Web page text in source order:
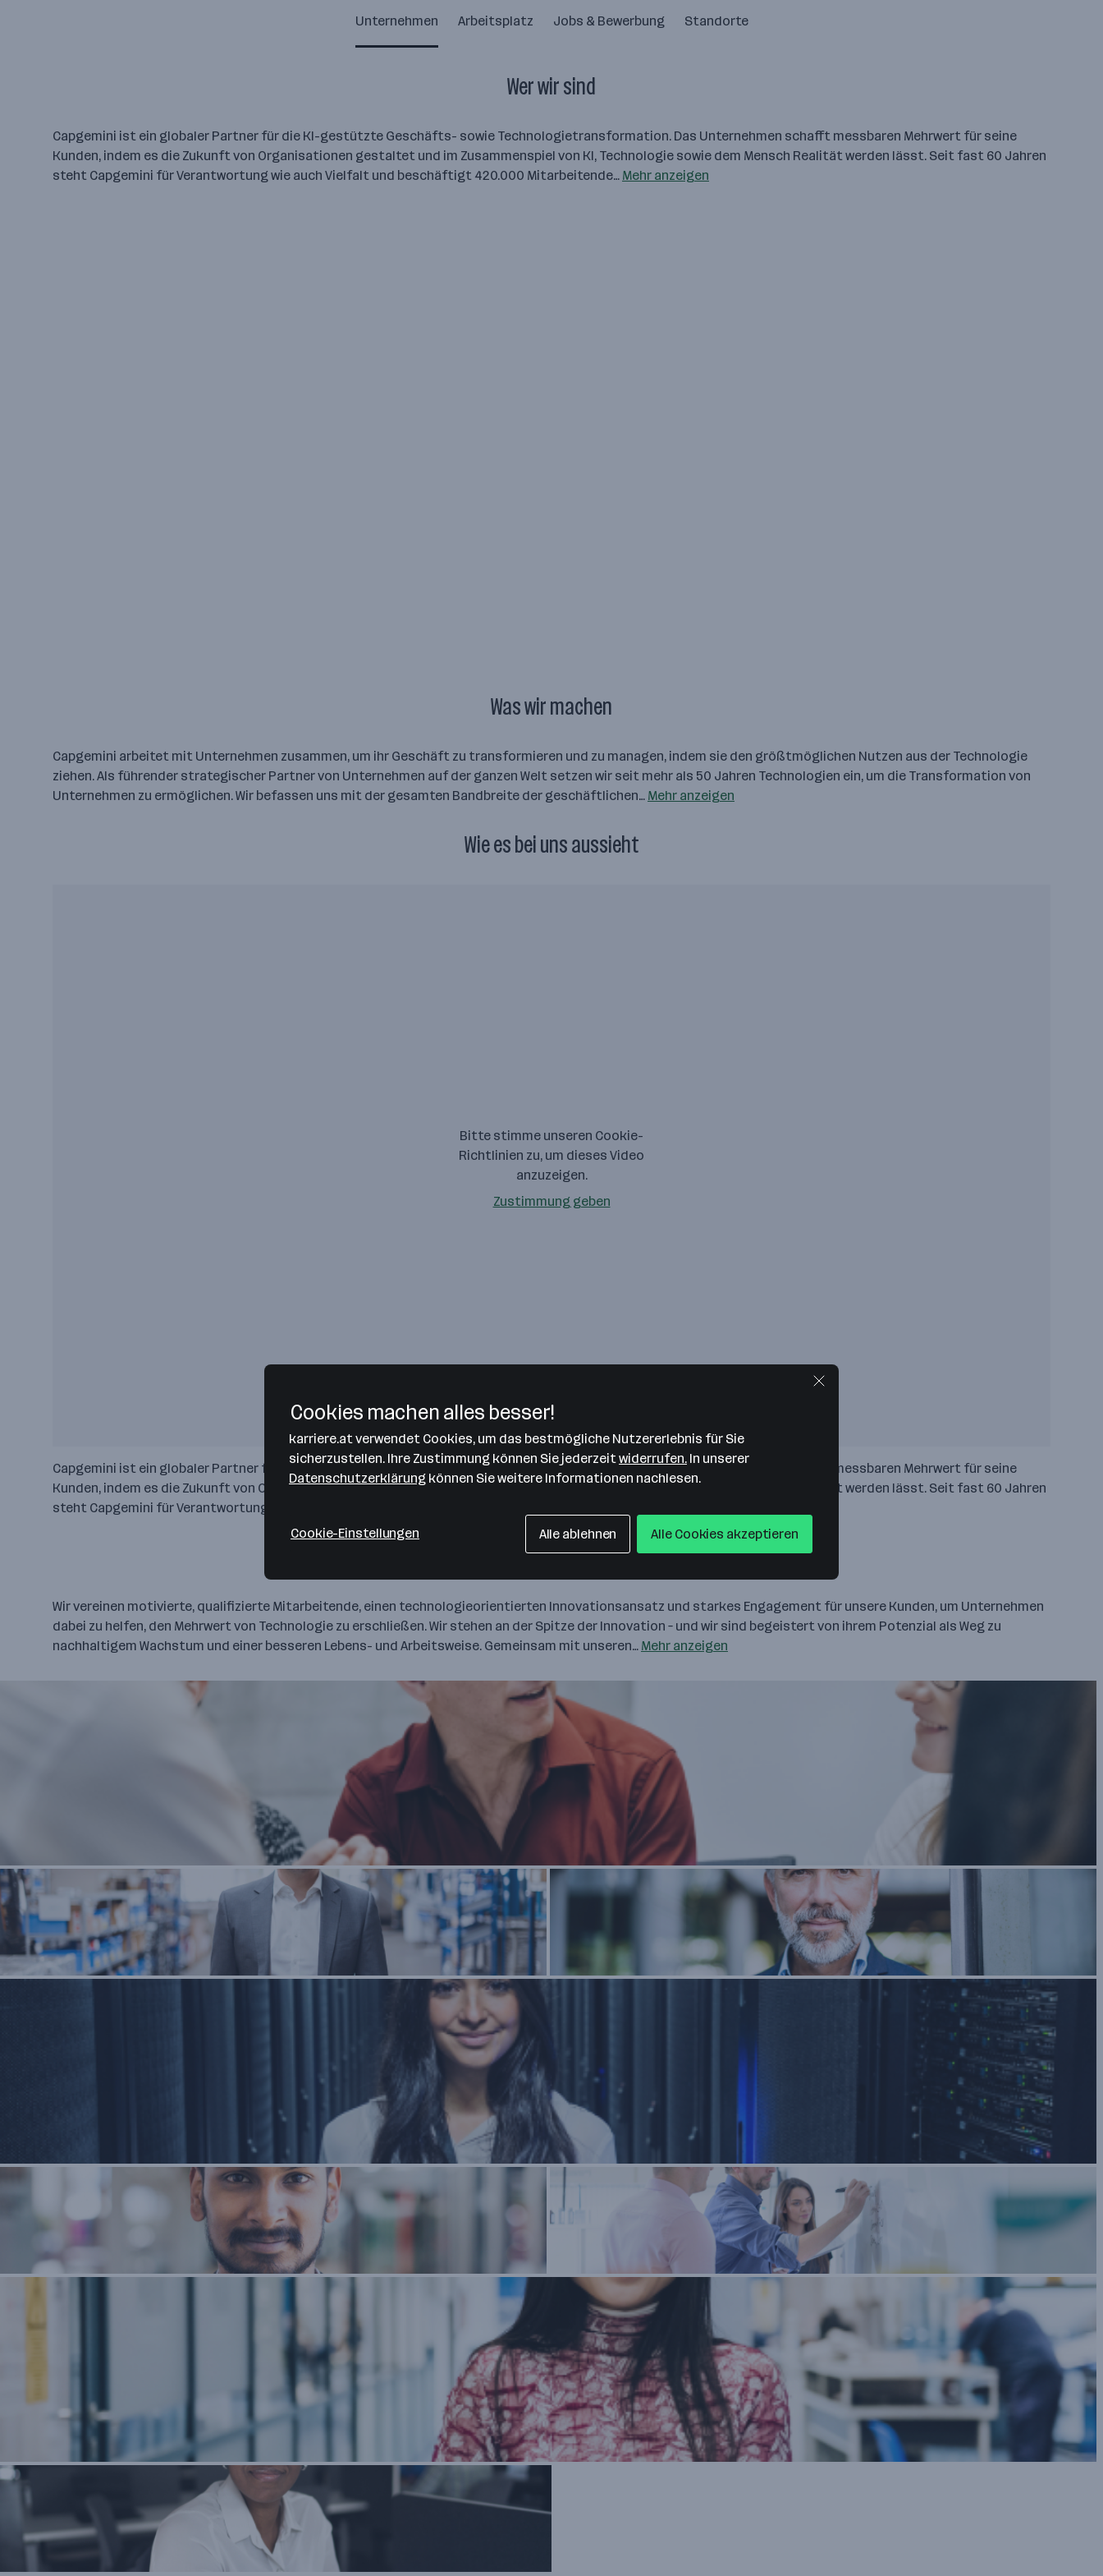
Unternehmen Arbeitsplatz Jobs & Bewerbung Standorte
Wer wir sind
Capgemini ist ein globaler Partner für die KI-gestützte Geschäfts- sowie Technologietransformation. Das Unternehmen schafft messbaren Mehrwert für seine
Kunden, indem es die Zukunft von Organisationen gestaltet und im Zusammenspiel von KI, Technologie sowie dem Mensch Realität werden lässt. Seit fast 60 Jahren
steht Capgemini für Verantwortung wie auch Vielfalt und beschäftigt 420.000 Mitarbeitende… Mehr anzeigen
Was wir machen
Capgemini arbeitet mit Unternehmen zusammen, um ihr Geschäft zu transformieren und zu managen, indem sie den größtmöglichen Nutzen aus der Technologie
ziehen. Als führender strategischer Partner von Unternehmen auf der ganzen Welt setzen wir seit mehr als 50 Jahren Technologien ein, um die Transformation von
Unternehmen zu ermöglichen. Wir befassen uns mit der gesamten Bandbreite der geschäftlichen… Mehr anzeigen
Wie es bei uns aussieht
Bitte stimme unseren Cookie-
Richtlinien zu, um dieses Video
anzuzeigen.
Zustimmung geben
Capgemini ist ein globaler Partner für die KI-gestützte Geschäfts- sowie Technologietransformation. Das Unternehmen schafft messbaren Mehrwert für seine
Kunden, indem es die Zukunft von Organisationen gestaltet und im Zusammenspiel von KI, Technologie sowie dem Mensch Realität werden lässt. Seit fast 60 Jahren
steht Capgemini für Verantwortung wie auch Vielfalt und beschäftigt 420.000 Mitarbeitende…
Unternehmensperspektive
Wir vereinen motivierte, qualifizierte Mitarbeitende, einen technologieorientierten Innovationsansatz und starkes Engagement für unsere Kunden, um Unternehmen
dabei zu helfen, den Mehrwert von Technologie zu erschließen. Wir stehen an der Spitze der Innovation – und wir sind begeistert von ihrem Potenzial als Weg zu
nachhaltigem Wachstum und einer besseren Lebens- und Arbeitsweise. Gemeinsam mit unseren… Mehr anzeigen
Cookies machen alles besser!
karriere.at verwendet Cookies, um das bestmögliche Nutzererlebnis für Sie
sicherzustellen. Ihre Zustimmung können Sie jederzeitwiderrufen. In unserer
Datenschutzerklärung können Sie weitere Informationen nachlesen.
Cookie-Einstellungen Alle ablehnen Alle Cookies akzeptieren